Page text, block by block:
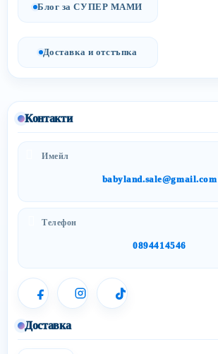
Блог за СУПЕР МАМИ
Доставка и отстъпка
Контакти
Имейл
babyland.sale@gmail.com
Телефон
0894414546
Доставка